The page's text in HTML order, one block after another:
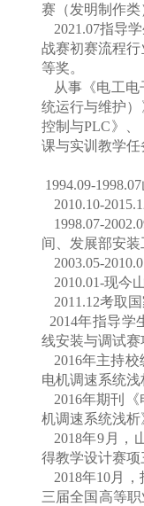
赛（发明制作类
2021.07指导
战赛初赛流程
等奖。
从事《电工
统运行与维护
控制与PLC》、
课与实训教学任
1994.09-
2010.10-
1998.07-
间、发展部安装
2003.05-
2010.01-现今
2011.12考取
2014年指导学
线安装与调试赛
2016年主持
电机调速系统浅
2016年期刊
机调速系统浅析
2018年9月，
得教学设计赛项
2018年10月
三届全国高等